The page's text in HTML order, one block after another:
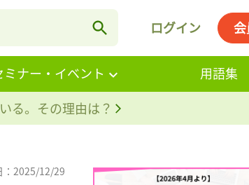
ログイン
ミナー・イベント
用語集
る。その理由は？
：2025/12/29